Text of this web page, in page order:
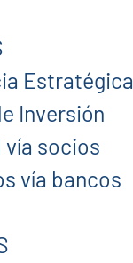
Estratégica
Inversión
vía socios
vía bancos